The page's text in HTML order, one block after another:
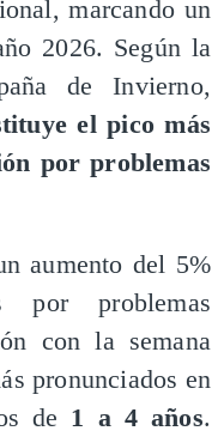
marcando un
2026. Según la
de Invierno,
el pico más
por problemas
aumento del 5%
por problemas
con la semana
pronunciados en
de 1 a 4 años.